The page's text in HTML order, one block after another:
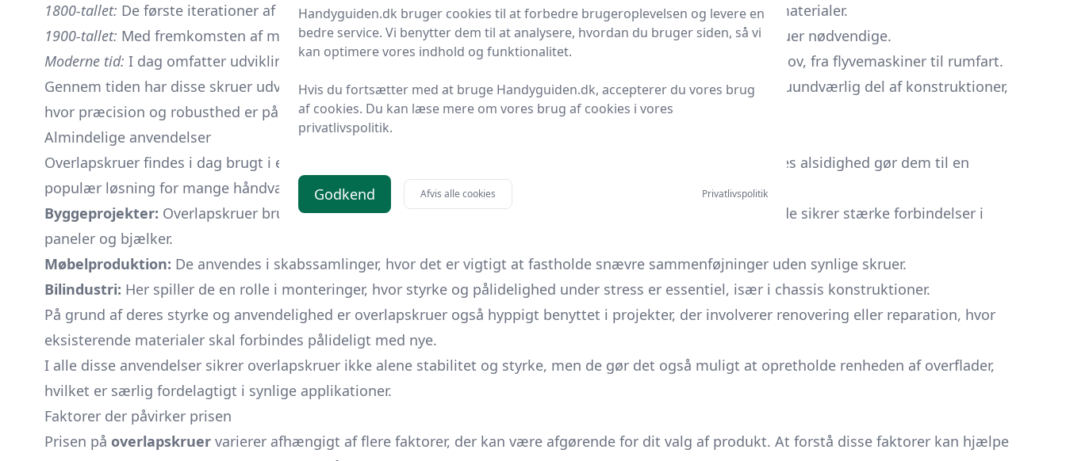
1800-tallet: De første iterationer af overlapskruer blev udviklet, ofte brugt i træbearbejdning og tidlige byggematerialer.
1900-tallet: Med fremkomsten af metalkonstruktioner blev mere robuste og pålidelige versioner af overlapskruer nødvendige.
Moderne tid: I dag omfatter udviklingen specialiserede varianter af overlapskruer til forskellige industrielle behov, fra flyvemaskiner til rumfart.
Gennem tiden har disse skruer udviklet sig parallelt med materialer og moderne byggeteknikker. De er nu en uundværlig del af konstruktioner,
hvor præcision og robusthed er påkrævet.
Almindelige anvendelser
Overlapskruer findes i dag brugt i en række forskellige projekter, både i hjemmet og inden for industrien. Deres alsidighed gør dem til en
populær løsning for mange håndværkere og ingeniører.
Byggeprojekter: Overlapskruer bruges ofte i byggekonstruktioner som trærammer og metalstrukturer, hvor de sikrer stærke forbindelser i
paneler og bjælker.
Møbelproduktion: De anvendes i skabssamlinger, hvor det er vigtigt at fastholde snævre sammenføjninger uden synlige skruer.
Bilindustri: Her spiller de en rolle i monteringer, hvor styrke og pålidelighed under stress er essentiel, især i chassis konstruktioner.
På grund af deres styrke og anvendelighed er overlapskruer også hyppigt benyttet i projekter, der involverer renovering eller reparation, hvor
eksisterende materialer skal forbindes pålideligt med nye.
I alle disse anvendelser sikrer overlapskruer ikke alene stabilitet og styrke, men de gør det også muligt at opretholde renheden af overflader,
hvilket er særlig fordelagtigt i synlige applikationer.
Faktorer der påvirker prisen
Prisen på overlapskruer varierer afhængigt af flere faktorer, der kan være afgørende for dit valg af produkt. At forstå disse faktorer kan hjælpe
Handyguiden.dk bruger cookies til at forbedre brugeroplevelsen og levere en
bedre service. Vi benytter dem til at analysere, hvordan du bruger siden, så vi
kan optimere vores indhold og funktionalitet.
Hvis du fortsætter med at bruge Handyguiden.dk, accepterer du vores brug
af cookies. Du kan læse mere om vores brug af cookies i vores
privatlivspolitik.
Godkend Afvis alle cookies Privatlivspolitik